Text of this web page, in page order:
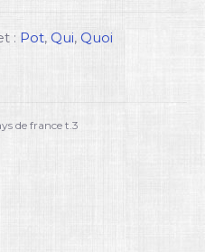
: Pot, Qui, Quoi
de france t.3